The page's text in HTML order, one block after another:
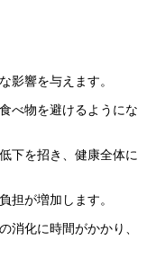
影響を与えます。
べ物を避けるようにな
下を招き、健康全体に
担が増加します。
消化に時間がかかり、